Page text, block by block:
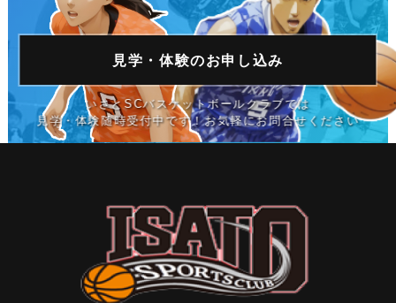
見学・体験のお申し込み
いさとSCバスケットボールクラブでは
見学・体験随時受付中です！お気軽にお問合せください